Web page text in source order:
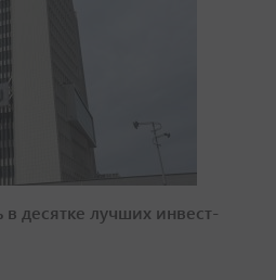
десятке лучших инвест-